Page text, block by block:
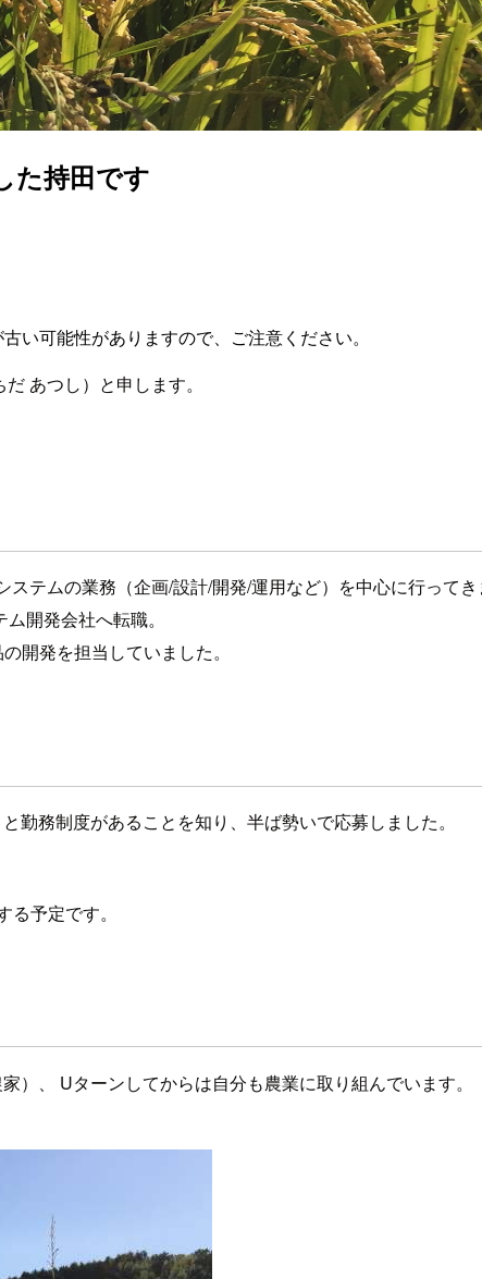
た持田です
い可能性がありますので、ご注意ください。
あつし）と申します。
ステムの業務（企画/設計/開発/運用など）を中心に行って
開発会社へ転職。
開発を担当していました。
勤務制度があることを知り、半ば勢いで応募しました。
予定です。
、 Uターンしてからは自分も農業に取り組んでいます。